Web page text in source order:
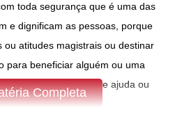
toda segurança que é uma das
e dignificam as pessoas, porque
ou atitudes magistrais ou destinar
para beneficiar alguém ou uma
qualquer tipo de ajuda ou
Completa